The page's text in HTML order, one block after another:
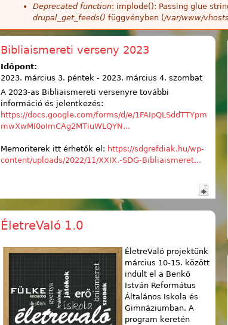
Deprecated function: implode(): Passing glue
drupal_get_feeds() függvényben (/var/www/
Bibliaismereti verseny 2023
Időpont:
2023. március 3. péntek - 2023. március 4. szombat
A 2023-as Bibliaismereti versenyre további
információ és jelentkezés:
https://docs.google.com/forms/d/e/1FAIpQLSddTTYpm
mwXwMI0oImCAg2MTiuWLQYN...
Memoriterek itt érhetők el: https://sdgrefdiak.hu/wp-
content/uploads/2022/11/XXIX.-SDG-Bibliaismeret...
ÉletreValó 1.0
ÉletreValó projektünk
március 10-15. között
indult el a Benkő
István Református
Általános Iskola és
Gimnáziumban. A
program keretén